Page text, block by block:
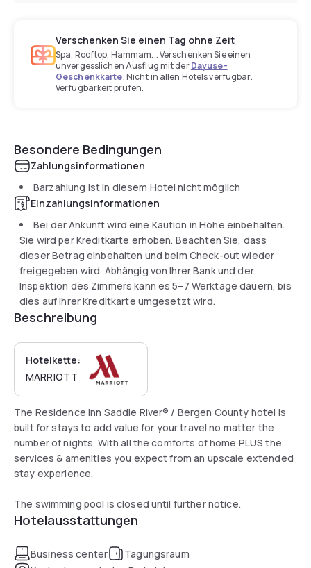
Verschenken Sie einen Tag ohne Zeit
Spa, Rooftop, Hammam... Verschenken Sie einen
unvergesslichen Ausflug mit derDayuse-
Geschenkkarte. Nicht in allen Hotels verfügbar.
Verfügbarkeit prüfen.
Besondere Bedingungen
Zahlungsinformationen
Barzahlung ist in diesem Hotel nicht möglich
Einzahlungsinformationen
Bei der Ankunft wird eine Kaution in Höhe einbehalten.
Sie wird per Kreditkarte erhoben. Beachten Sie, dass
dieser Betrag einbehalten und beim Check-out wieder
freigegeben wird. Abhängig von Ihrer Bank und der
Inspektion des Zimmers kann es 5–7 Werktage dauern, bis
dies auf Ihrer Kreditkarte umgesetzt wird.
Beschreibung
Hotelkette:
MARRIOTT
The Residence Inn Saddle River® / Bergen County hotel is
built for stays to add value for your travel no matter the
number of nights. With all the comforts of home PLUS the
services & amenities you expect from an upscale extended
stay experience.
The swimming pool is closed until further notice.
Hotelausstattungen
Business center
Tagungsraum